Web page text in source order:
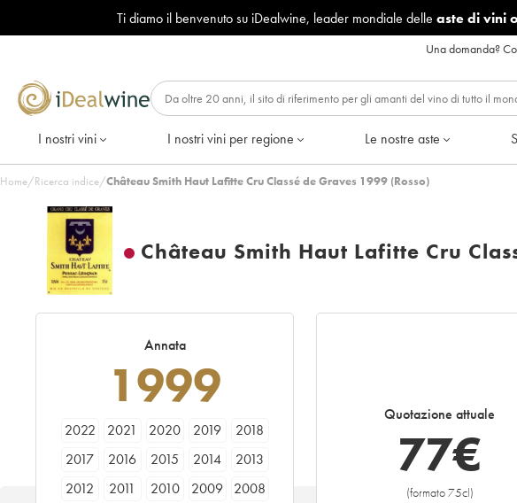
Ti diamo il benvenuto su iDealwine, leader mondiale delle aste di vini
Una domanda?
I nostri vini I nostri vini per regione Le nostre aste
Home/Ricerca indice/Château Smith Haut Lafitte Cru Classé de Graves 1999 (Rosso)
Château Smith Haut Lafitte Cru
Annata
1999
2022 2021 2020 2019
2018
2017
2016 2015 2014
2013
2012
2011 2010 2009
2008
Quotazione attuale
77€
(formato 75cl)